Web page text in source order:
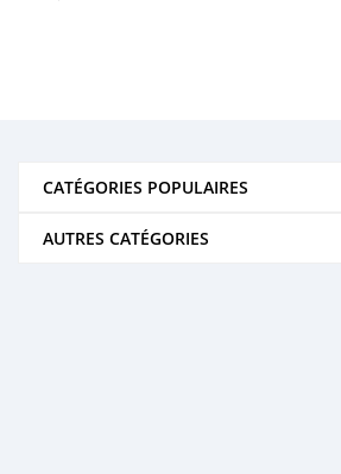
CATÉGORIES POPULAIRES
AUTRES CATÉGORIES